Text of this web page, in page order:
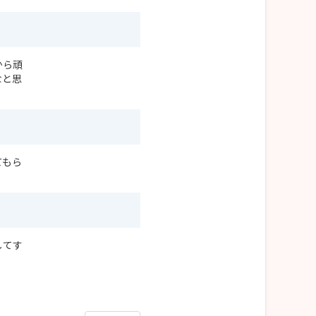
ら頑
思
ら
す